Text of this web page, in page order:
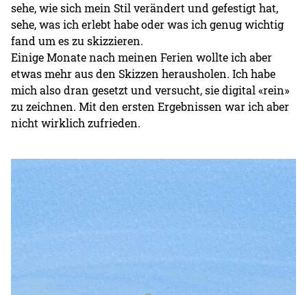
sehe, wie sich mein Stil verändert und gefestigt hat,
sehe, was ich erlebt habe oder was ich genug wichtig
fand um es zu skizzieren.
Einige Monate nach meinen Ferien wollte ich aber
etwas mehr aus den Skizzen herausholen. Ich habe
mich also dran gesetzt und versucht, sie digital «rein»
zu zeichnen. Mit den ersten Ergebnissen war ich aber
nicht wirklich zufrieden.